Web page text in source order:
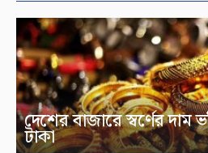
দেশের বাজারে স্বর্ণের
টাকা